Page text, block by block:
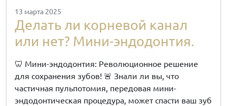
13 марта 2025
Делать ли корневой канал
или нет? Мини-эндодонтия.
🦷 Мини-эндодонтия: Революционное решение
для сохранения зубов! 🚨 Знали ли вы, что
частичная пульпотомия, передовая мини-
эндодонтическая процедура, может спасти ваш зуб